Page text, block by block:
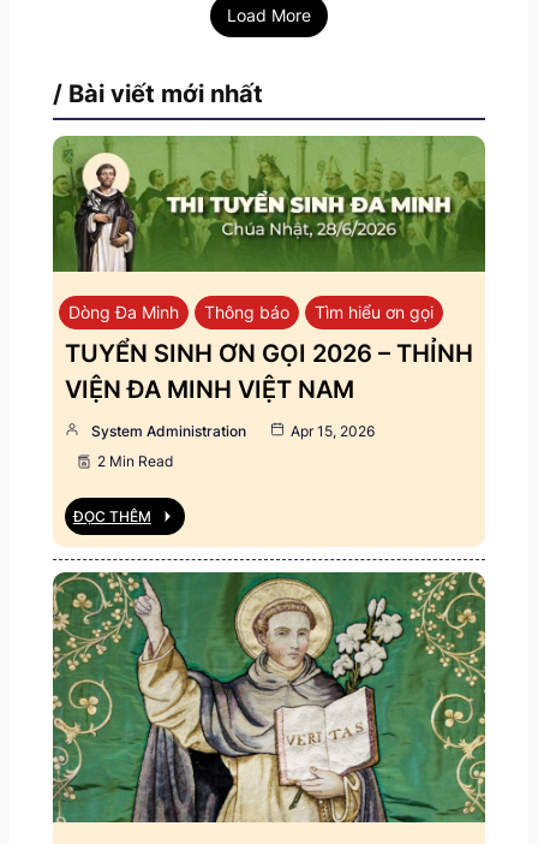
Load More
/ Bài viết mới nhất
Dòng Đa Minh Thông báo Tìm hiểu ơn gọi
TUYỂN SINH ƠN GỌI 2026 – THỈNH
VIỆN ĐA MINH VIỆT NAM
System Administration
Apr 15, 2026
2 Min Read
ĐỌC THÊM